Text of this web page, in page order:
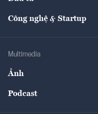
Tư vấn
Công nghệ & Startup
Multimedia
Ảnh
Podcast